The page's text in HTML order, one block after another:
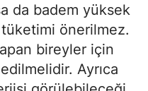
da badem yüksek
tüketimi önerilmez.
bireyler için
Ayrıca